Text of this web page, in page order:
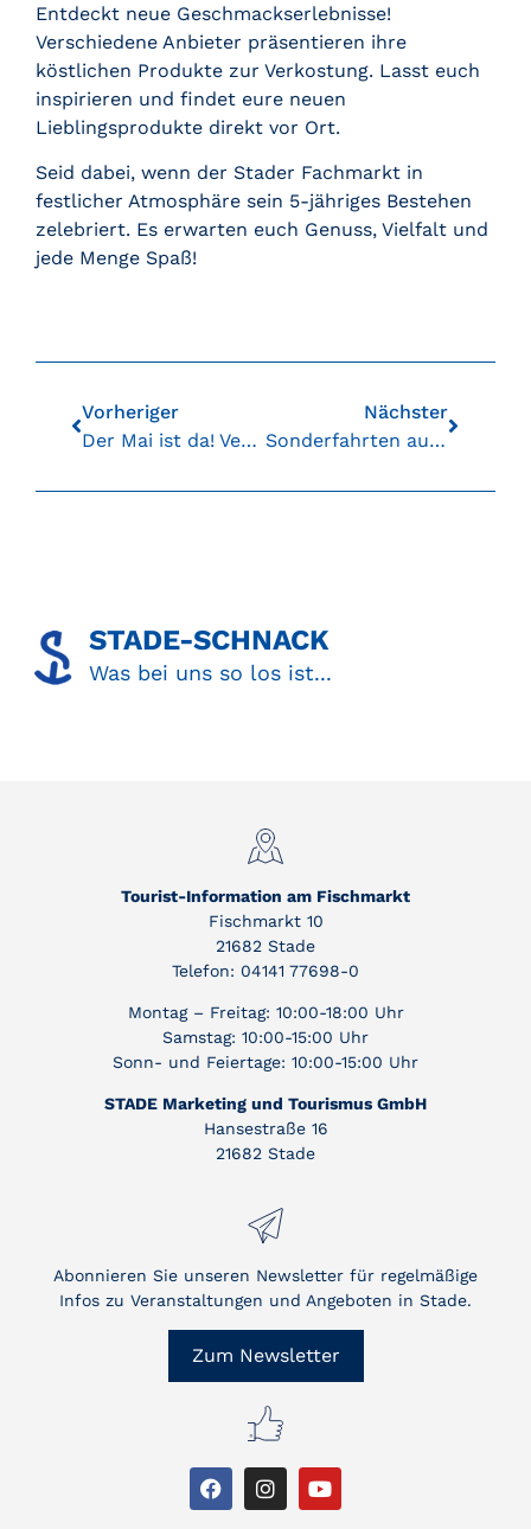
Entdeckt neue Geschmackserlebnisse!
Verschiedene Anbieter präsentieren ihre
köstlichen Produkte zur Verkostung. Lasst euch
inspirieren und findet eure neuen
Lieblingsprodukte direkt vor Ort.
Seid dabei, wenn der Stader Fachmarkt in
festlicher Atmosphäre sein 5-jähriges Bestehen
zelebriert. Es erwarten euch Genuss, Vielfalt und
jede Menge Spaß!
Vorheriger
Der Mai ist da! Veranstaltungen und Erlebnisse zum Genießen
Nächster
Sonderfahrten auf der Frieda
STADE-SCHNACK​
Was bei uns so los ist...
Tourist-Information am Fischmarkt
Fischmarkt 10
21682 Stade
Telefon: 04141 77698-0
Montag – Freitag: 10:00-18:00 Uhr
Samstag: 10:00-15:00 Uhr
Sonn- und Feiertage: 10:00-15:00 Uhr
STADE Marketing und Tourismus GmbH
Hansestraße 16
21682 Stade
Abonnieren Sie unseren Newsletter für regelmäßige
Infos zu Veranstaltungen und Angeboten in Stade.
Zum Newsletter